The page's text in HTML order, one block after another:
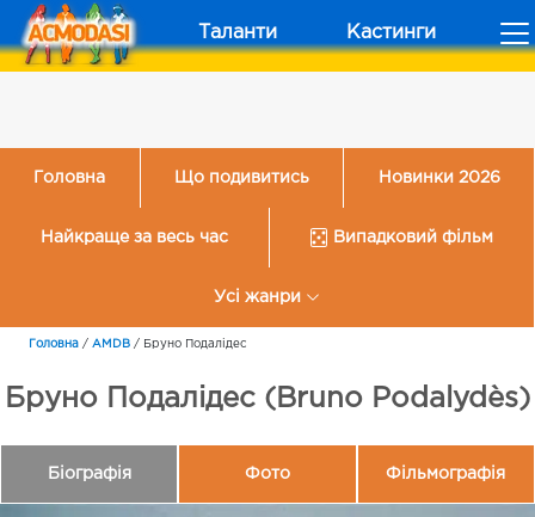
Таланти Кастинги
Головна Що подивитись Новинки 2026
Найкраще за весь час Випадковий фільм
Усі жанри
Головна / AMDB / Бруно Подалідес
Бруно Подалідес (Bruno Podalydès)
Біографія Фото Фільмографія